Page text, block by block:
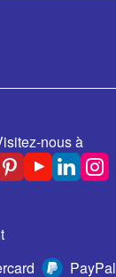
nous à
PayPal